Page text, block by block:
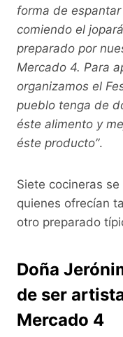
forma de
comiendo el
preparado por
Mercado 4. Para
organizamos el
pueblo tenga de
éste alimento y
éste producto”.
Siete cocineras
quienes ofrecían
otro preparado
Doña
de ser
Mercado 4